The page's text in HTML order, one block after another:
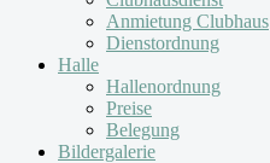
Anmietung Clubhaus
Dienstordnung
Halle
Hallenordnung
Preise
Belegung
Bildergalerie